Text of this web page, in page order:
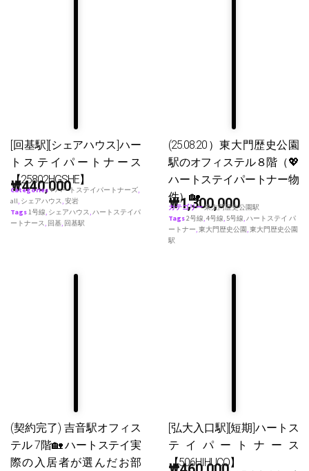
[回基駅][シェアハウス]ハー
トステイパートナース
【25802HGSHE】
₩440,000
Categories♥ ハートステイパートナーズ,
all, シェアハウス,安岩
Tags1号線, シェアハウス,ハートステイパ
ートナース, 回基, 回基駅
(25.08.20）東大門歴史公園
駅のオフィステル８階（💖
ハートステイパートナー物
件）🏡
₩1,300,000
カテゴリー東大門歴史公園駅
Tags2号線,4号線, 5号線,ハートステイ パ
ートナー,東大門歴史公園 ,東大門歴史公園
駅
(契約完了) 吉音駅オフィス
テル 7階🏡 ハートステイ実
際の入居者が選んだお部
[弘大入口駅][短期]ハートス
テイパートナース
【506HIHUCO】